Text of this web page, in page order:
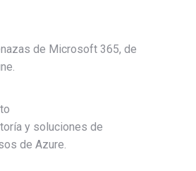
de Microsoft 365, de
y soluciones de
de Azure.